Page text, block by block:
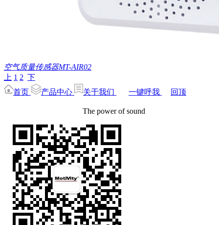
空气质量传感器MT-AIR02
上 1 2 下
首页
产品中心 关于我们 一键呼我 回顶
The power of sound